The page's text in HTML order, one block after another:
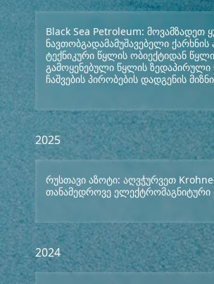
Black Sea Petroleum: მოვამზადეთ
ნავთობგადამამუშავებელი
ტექნიკური წყლის ობიექტიდან
გამოყენებული წყლის ზედაპირული
ჩაშვების პირობების დადგენის
2025
რუსთავი აზოტი: აღვჭურვეთ
თანამედროვე ელექტრომაგნიტური
2024